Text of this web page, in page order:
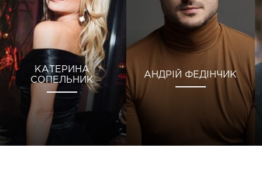
КАТЕРИНА
СОПЕЛЬНИК
АНДРІЙ ФЕДІНЧИК